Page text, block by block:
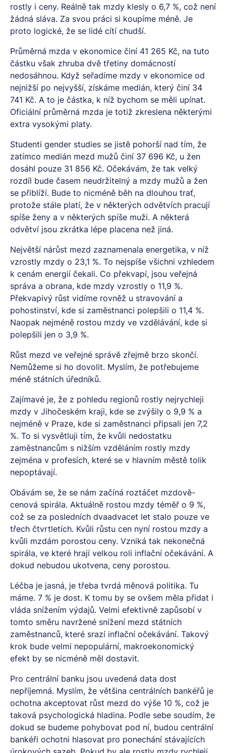
rostly i ceny. Reálně tak mzdy klesly o 6,7 %, což není
žádná sláva. Za svou práci si koupíme méně. Je
proto logické, že se lidé cítí chudší.
Průměrná mzda v ekonomice činí 41 265 Kč, na tuto
částku však zhruba dvě třetiny domácností
nedosáhnou. Když seřadíme mzdy v ekonomice od
nejnižší po nejvyšší, získáme medián, který činí 34
741 Kč. A to je částka, k níž bychom se měli upínat.
Oficiální průměrná mzda je totiž zkreslena některými
extra vysokými platy.
Studenti gender studies se jistě pohorší nad tím, že
zatímco medián mezd mužů činí 37 696 Kč, u žen
dosáhl pouze 31 856 Kč. Očekávám, že tak velký
rozdíl bude časem neudržitelný a mzdy mužů a žen
se přiblíží. Bude to nicméně běh na dlouhou trať,
protože stále platí, že v některých odvětvích pracují
spíše ženy a v některých spíše muži. A některá
odvětví jsou zkrátka lépe placena než jiná.
Největší nárůst mezd zaznamenala energetika, v níž
vzrostly mzdy o 23,1 %. To nejspíše všichni vzhledem
k cenám energií čekali. Co překvapí, jsou veřejná
správa a obrana, kde mzdy vzrostly o 11,9 %.
Překvapivý růst vidíme rovněž u stravování a
pohostinství, kde si zaměstnanci polepšili o 11,4 %.
Naopak nejméně rostou mzdy ve vzdělávání, kde si
polepšili jen o 3,9 %.
Růst mezd ve veřejné správě zřejmě brzo skončí.
Nemůžeme si ho dovolit. Myslím, že potřebujeme
méně státních úředníků.
Zajímavé je, že z pohledu regionů rostly nejrychleji
mzdy v Jihočeském kraji, kde se zvýšily o 9,9 % a
nejméně v Praze, kde si zaměstnanci připsali jen 7,2
%. To si vysvětluji tím, že kvůli nedostatku
zaměstnancům s nižším vzděláním rostly mzdy
zejména v profesích, které se v hlavním městě tolik
nepoptávají.
Obávám se, že se nám začíná roztáčet mzdově-
cenová spirála. Aktuálně rostou mzdy téměř o 9 %,
což se za posledních dvaadvacet let stalo pouze ve
třech čtvrtletích. Kvůli růstu cen nyní rostou mzdy a
kvůli mzdám porostou ceny. Vzniká tak nekonečná
spirála, ve které hrají velkou roli inflační očekávání. A
dokud nebudou ukotvena, ceny porostou.
Léčba je jasná, je třeba tvrdá měnová politika. Tu
máme. 7 % je dost. K tomu by se ovšem měla přidat i
vláda snížením výdajů. Velmi efektivně zapůsobí v
tomto směru navržené snížení mezd státních
zaměstnanců, které srazí inflační očekávání. Takový
krok bude velmi nepopulární, makroekonomický
efekt by se nicméně měl dostavit.
Pro centrální banku jsou uvedená data dost
nepříjemná. Myslím, že většina centrálních bankéřů je
ochotna akceptovat růst mezd do výše 10 %, což je
taková psychologická hladina. Podle sebe soudím, že
dokud se budeme pohybovat pod ní, budou centrální
bankéři ochotni hlasovat pro ponechání stávajících